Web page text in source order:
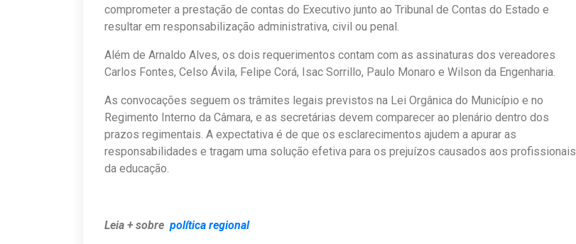
comprometer a prestação de contas do Executivo junto ao Tribunal de Contas do Estado e
resultar em responsabilização administrativa, civil ou penal.
Além de Arnaldo Alves, os dois requerimentos contam com as assinaturas dos vereadores
Carlos Fontes, Celso Ávila, Felipe Corá, Isac Sorrillo, Paulo Monaro e Wilson da Engenharia.
As convocações seguem os trâmites legais previstos na Lei Orgânica do Município e no
Regimento Interno da Câmara, e as secretárias devem comparecer ao plenário dentro dos
prazos regimentais. A expectativa é de que os esclarecimentos ajudem a apurar as
responsabilidades e tragam uma solução efetiva para os prejuízos causados aos profissionais
da educação.
Leia + sobre política regional